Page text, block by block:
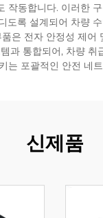
작동합니다. 이러한
도록 설계되어 차량
은 전자 안정성 제어
과 통합되어, 차량 취
는 포괄적인 안전 네
신제품